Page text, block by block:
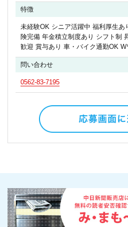
特徴
未経験OK シニア活躍中 福利厚生あ
険完備 年金積立制度あり シフト制
歓迎 賞与あり 車・バイク通勤OK
問い合わせ
0562-83-7195